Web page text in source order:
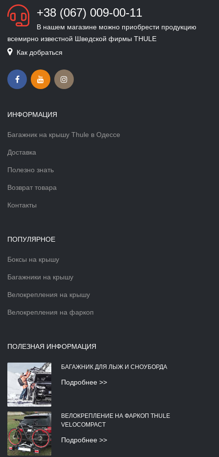
+38 (067) 009-00-11
В нашем магазине можно приобрести продукцию
всемирно известной Шведской фирмы THULE
Как добраться
ИНФОРМАЦИЯ
Багажник на крышу Thule в Одессе
Доставка
Полезно знать
Возврат товара
Контакты
ПОПУЛЯРНОЕ
Боксы на крышу
Багажники на крышу
Велокрепления на крышу
Велокрепления на фаркоп
ПОЛЕЗНАЯ ИНФОРМАЦИЯ
БАГАЖНИК ДЛЯ ЛЫЖ И СНОУБОРДА
Подробнее >>
ВЕЛОКРЕПЛЕНИЕ НА ФАРКОП THULE
VELOCOMPACT
Подробнее >>